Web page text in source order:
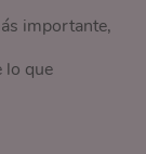
importante,
lo que